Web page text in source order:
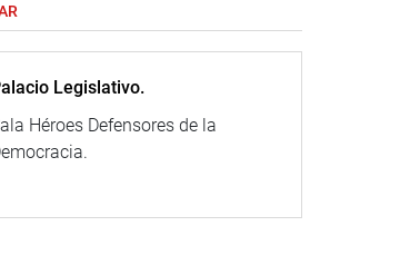
Legislativo.
Héroes Defensores de la